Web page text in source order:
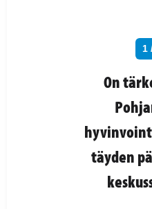
1
On
täyden